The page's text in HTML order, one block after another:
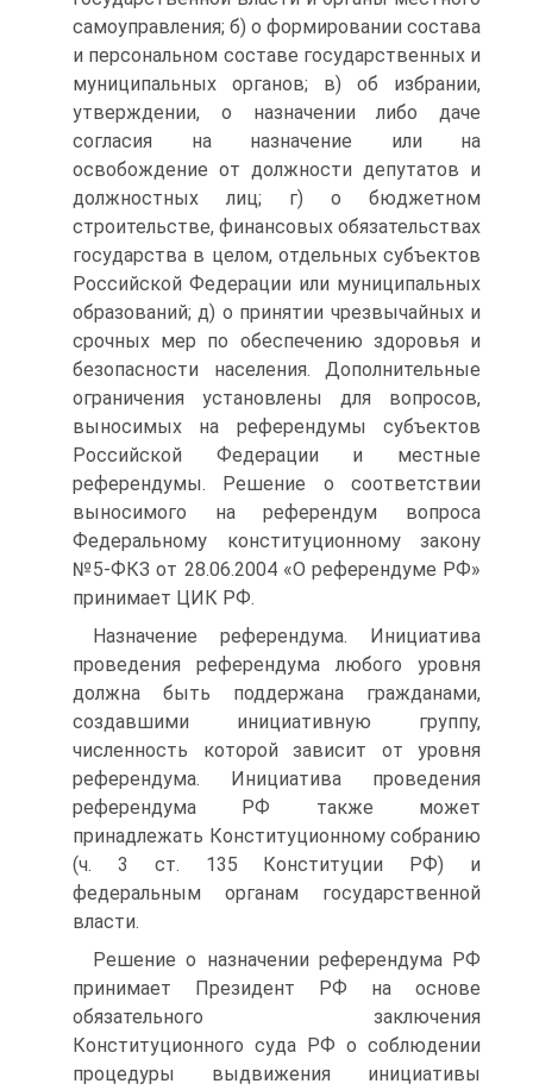
самоуправления; б) о формировании состава
и персональном составе государственных и
муниципальных органов; в) об избрании,
утверждении, о назначении либо даче
согласия на назначение или на
освобождение от должности депутатов и
должностных лиц; г) о бюджетном
строительстве, финансовых обязательствах
государства в целом, отдельных субъектов
Российской Федерации или муниципальных
образований; д) о принятии чрезвычайных и
срочных мер по обеспечению здоровья и
безопасности населения. Дополнительные
ограничения установлены для вопросов,
выносимых на референдумы субъектов
Российской Федерации и местные
референдумы. Решение о соответствии
выносимого на референдум вопроса
Федеральному конституционному закону
№5-ФКЗ от 28.06.2004 «О референдуме РФ»
принимает ЦИК РФ.
Назначение референдума. Инициатива
проведения референдума любого уровня
должна быть поддержана гражданами,
создавшими инициативную группу,
численность которой зависит от уровня
референдума. Инициатива проведения
референдума РФ также может
принадлежать Конституционному собранию
(ч. 3 ст. 135 Конституции РФ) и
федеральным органам государственной
власти.
Решение о назначении референдума РФ
принимает Президент РФ на основе
обязательного заключения
Конституционного суда РФ о соблюдении
процедуры выдвижения инициативы